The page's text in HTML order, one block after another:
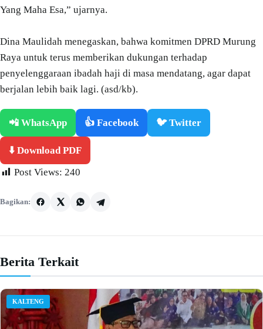
Yang Maha Esa,” ujarnya.
Dina Maulidah menegaskan, bahwa komitmen DPRD Murung
Raya untuk terus memberikan dukungan terhadap
penyelenggaraan ibadah haji di masa mendatang, agar dapat
berjalan lebih baik lagi. (asd/kb).
📲 WhatsApp 👍 Facebook 🐦 Twitter
⬇️ Download PDF
Post Views: 240
Bagikan:
Berita Terkait
KALTENG